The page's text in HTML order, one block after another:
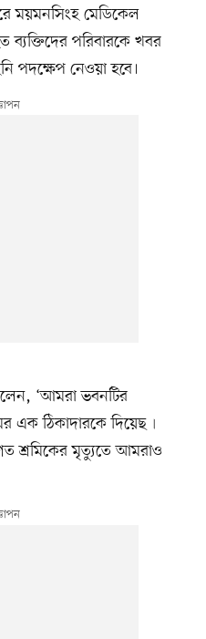
ময়মনসিংহ মেডিকেল
ব্যক্তিদের পরিবারকে খবর
পদক্ষেপ নেওয়া হবে।
‘আমরা ভবনটির
এক ঠিকাদারকে দিয়েছ৷
শ্রমিকের মৃত্যুতে আমরাও